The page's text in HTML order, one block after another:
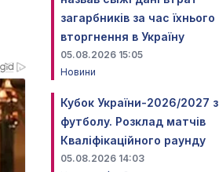
загарбників за час їхнього
вторгнення в Україну
05.08.2026 15:05
Новини
Кубок України-2026/2027 з
футболу. Розклад матчів
Кваліфікаційного раунду
05.08.2026 14:03